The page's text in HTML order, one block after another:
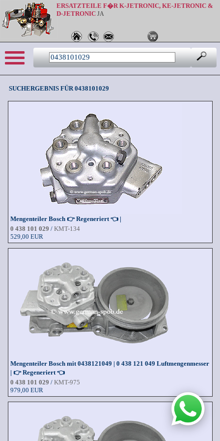
ERSATZTEILE F�R K-JETRONIC, KE-JETRONIC &
D-JETRONIC JA
SUCHERGEBNIS FÜR 0438101029
Mengenteiler Bosch 👉 Regeneriert 👈 |
0 438 101 029 / KMT-134
529,00 EUR
Mengenteiler Bosch mit 0438121049 | 0 438 121 049 Luftmengenmesser
| 👉 Regeneriert 👈
0 438 101 029 / KMT-975
979,00 EUR
Sprache: de